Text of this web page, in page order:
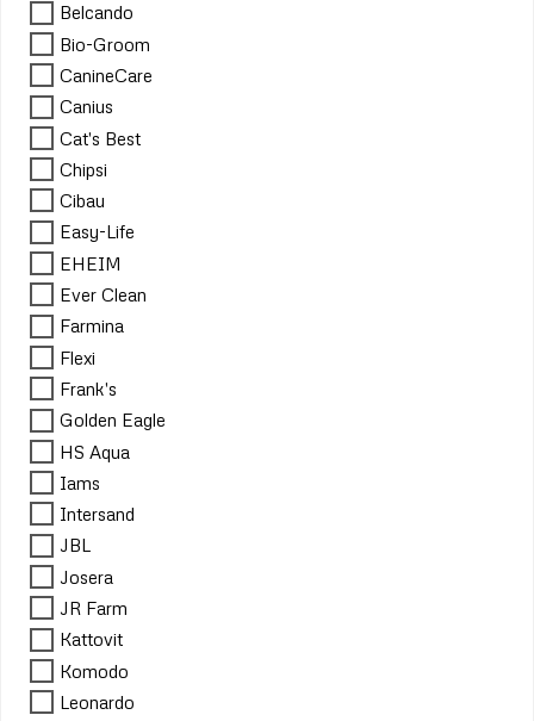
Belcando
Bio-Groom
CanineCare
Canius
Cat's Best
Chipsi
Cibau
Easy-Life
EHEIM
Ever Clean
Farmina
Flexi
Frank's
Golden Eagle
HS Aqua
Iams
Intersand
JBL
Josera
JR Farm
Kattovit
Komodo
Leonardo